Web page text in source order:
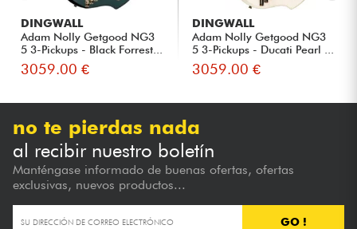
DINGWALL
Adam Nolly Getgood NG3
5 3-Pickups - Black Forrest...
3059.00 €
DINGWALL
Adam Nolly Getgood NG3
5 3-Pickups - Ducati Pearl ...
3059.00 €
no te pierdas nada
al recibir nuestro boletín
Manténgase informado de buenas ofertas, ofertas
exclusivas, nuevos productos...
GO !